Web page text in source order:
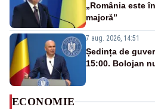
„România este
majoră”
7 aug. 2026, 14:51
Ședința de
15:00. Bolojan
ECONOMIE